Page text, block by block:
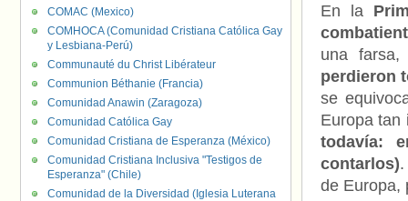
En la
una farsa,
perdieron
se
Europa
todavía:
contarlos)
de Europa,
COMAC (Mexico)
COMHOCA (Comunidad Cristiana Católica Gay
y Lesbiana-Perú)
Communauté du Christ Libérateur
Communion Béthanie (Francia)
Comunidad Anawin (Zaragoza)
Comunidad Católica Gay
Comunidad Cristiana de Esperanza (México)
Comunidad Cristiana Inclusiva "Testigos de
Esperanza" (Chile)
Comunidad de la Diversidad (Iglesia Luterana